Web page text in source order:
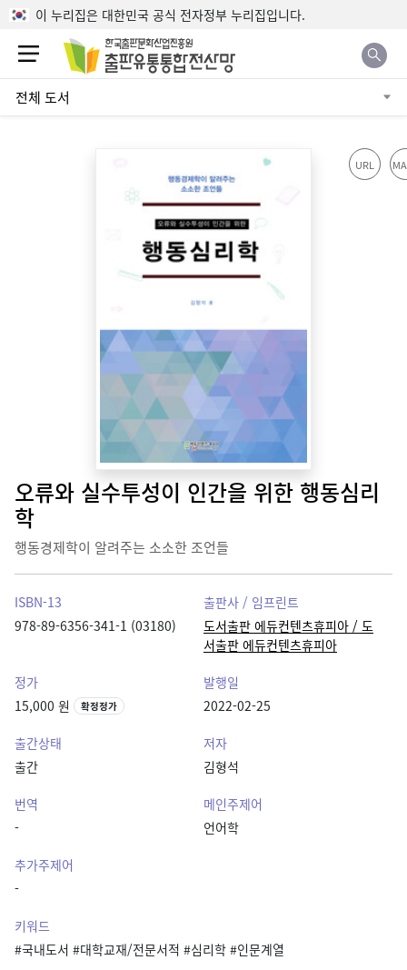
본문으로 바로가기
이 누리집은 대한민국 공식 전자정부 누리집입니다.
전체 도서
오류와 실수투성이 인간을 위한 행동심리
학
행동경제학이 알려주는 소소한 조언들
ISBN-13
978-89-6356-341-1 (03180)
출판사 / 임프린트
도서출판 에듀컨텐츠휴피아 / 도
서출판 에듀컨텐츠휴피아
정가
15,000 원
확정정가
발행일
2022-02-25
출간상태
출간
저자
김형석
번역
-
메인주제어
언어학
추가주제어
-
키워드
#국내도서 #대학교재/전문서적 #심리학 #인문계열
URL